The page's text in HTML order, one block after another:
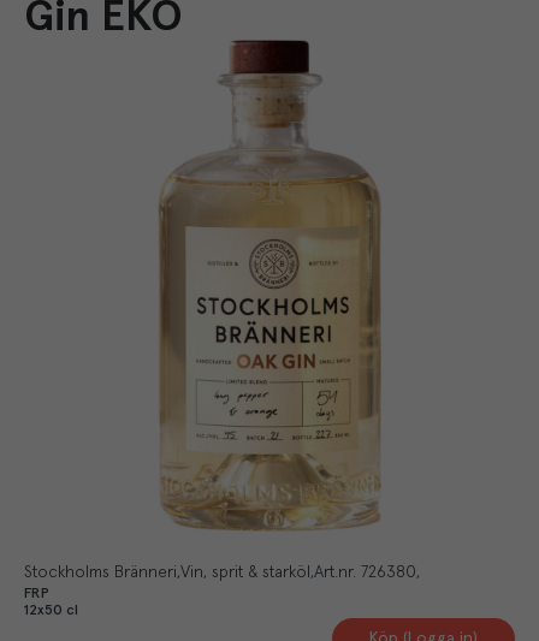
Gin EKO
Stockholms Bränneri Vin, sprit & starköl Art.nr. 726380
FRP
12x50 cl